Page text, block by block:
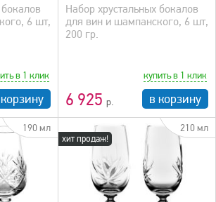
6 шт,
в 1 клик
Набор хрустальных бокалов
для вин и шампанского, 6 шт,
200 гр.
6 925
купить в 1 клик
в корзину
190 мл
хит продаж!
210 мл